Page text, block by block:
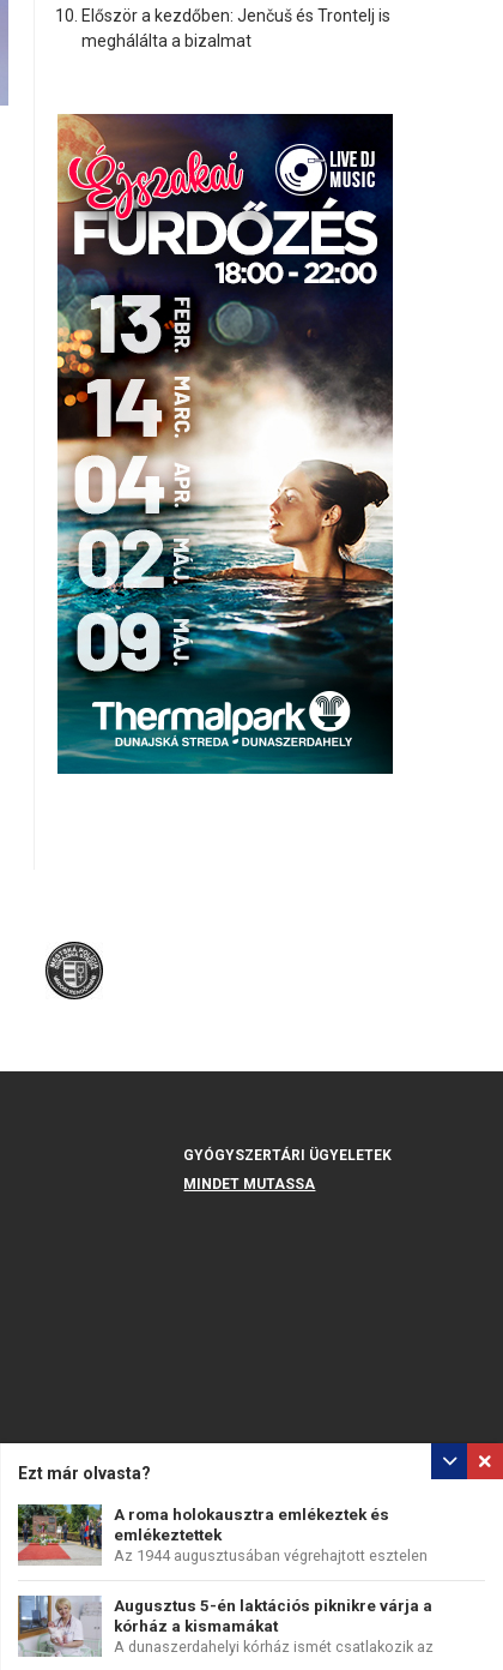
Ezt már olvasta?
A roma holokausztra emlékeztek és
emlékeztettek
Az 1944 augusztusában végrehajtott esztelen
gyilkolás, az...
Augusztus 5-én laktációs piknikre várja a
kórház a kismamákat
A dunaszerdahelyi kórház ismét csatlakozik az
Először a kezdőben: Jenčuš és Trontelj is
meghálálta a bizalmat
GYÓGYSZERTÁRI ÜGYELETEK
MINDET MUTASSA